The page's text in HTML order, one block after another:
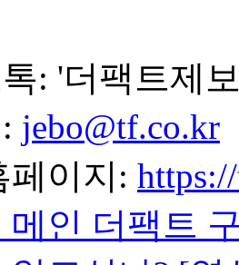
톡: '더팩트제
jebo@tf.co.kr
페이지:
메인 더팩트